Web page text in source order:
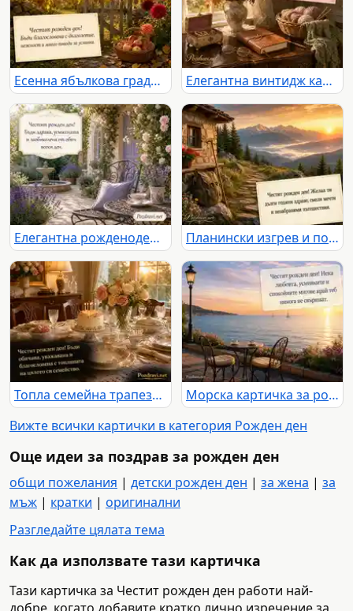
Есенна ябълкова градина с пожелание за дълголетие и много усмивки Елегантна винтидж картичка за рожден ден с цветя, уют и топло пожелание
Елегантна рожденоденска картичка с лавандула, рози и фонтан Планински изгрев и пожелание за здраве, смели мечти и незабравими пътешествия
Топла семейна трапеза с торта и нежен поздрав за рожден ден
Морска картичка за рожден ден с любов, спокойствие и споделени години
Вижте всички картички в категория Рожден ден
Още идеи за поздрав за рожден ден
общи пожелания | детски рожден ден | за жена | за
мъж | кратки | оригинални
Разгледайте цялата тема
Как да използвате тази картичка
Тази картичка за Честит рожден ден работи най-